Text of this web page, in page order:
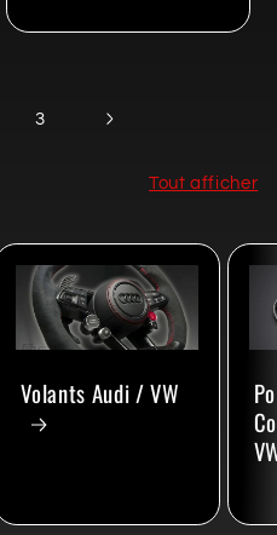
3
Tout afficher
Volants Audi / VW